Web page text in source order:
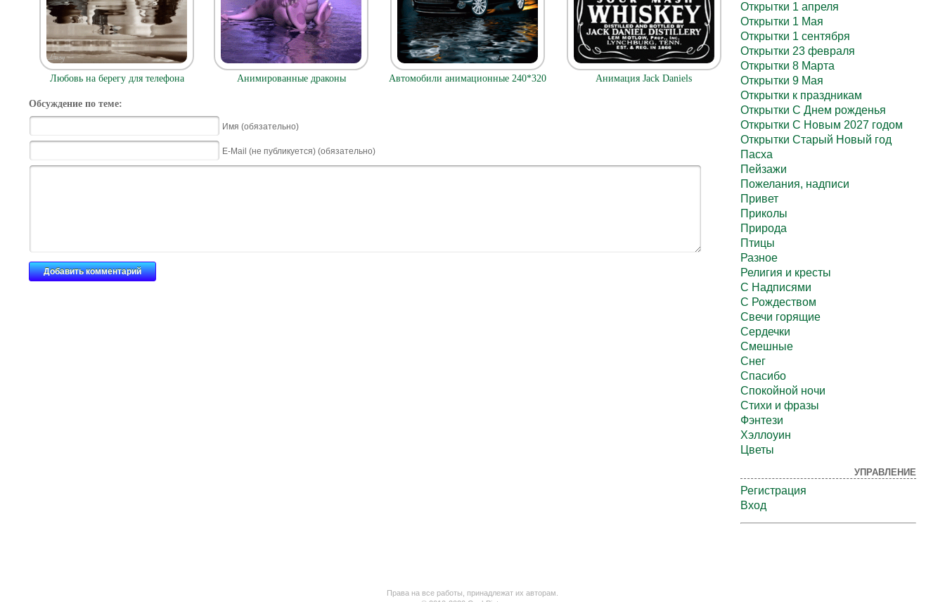
Любовь на берегу для телефона Анимированные драконы Автомобили анимационные 240*320 Анимация Jack Daniels
Обсуждение по теме:
Имя (обязательно)
E-Mail (не публикуется) (обязательно)
Открытки 1 апреля
Открытки 1 Мая
Открытки 1 сентября
Открытки 23 февраля
Открытки 8 Марта
Открытки 9 Мая
Открытки к праздникам
Открытки С Днем рожденья
Открытки С Новым 2027 годом
Открытки Старый Новый год
Пасха
Пейзажи
Пожелания, надписи
Привет
Приколы
Природа
Птицы
Разное
Религия и кресты
С Надписями
С Рождеством
Свечи горящие
Сердечки
Смешные
Снег
Спасибо
Спокойной ночи
Стихи и фразы
Фэнтези
Хэллоуин
Цветы
УПРАВЛЕНИЕ
Регистрация
Вход
Права на все работы, принадлежат их авторам.